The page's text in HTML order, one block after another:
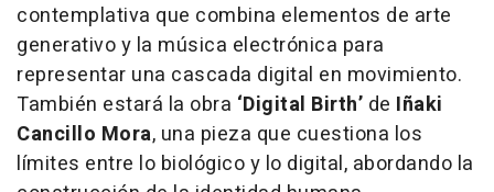
contemplativa que combina elementos de arte
generativo y la música electrónica para
representar una cascada digital en movimiento.
También estará la obra ‘Digital Birth’ de Iñaki
Cancillo Mora, una pieza que cuestiona los
límites entre lo biológico y lo digital, abordando la